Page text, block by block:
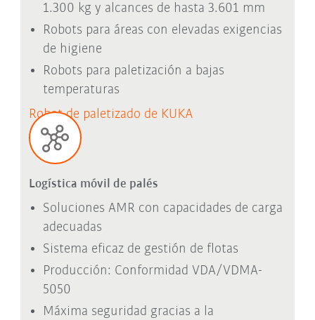
1.300 kg y alcances de hasta 3.601 mm
Robots para áreas con elevadas exigencias
de higiene
Robots para paletización a bajas
temperaturas
Robot de paletizado de KUKA
Logística móvil de palés
Soluciones AMR con capacidades de carga
adecuadas
Sistema eficaz de gestión de flotas
Producción: Conformidad VDA/VDMA-
5050
Máxima seguridad gracias a la